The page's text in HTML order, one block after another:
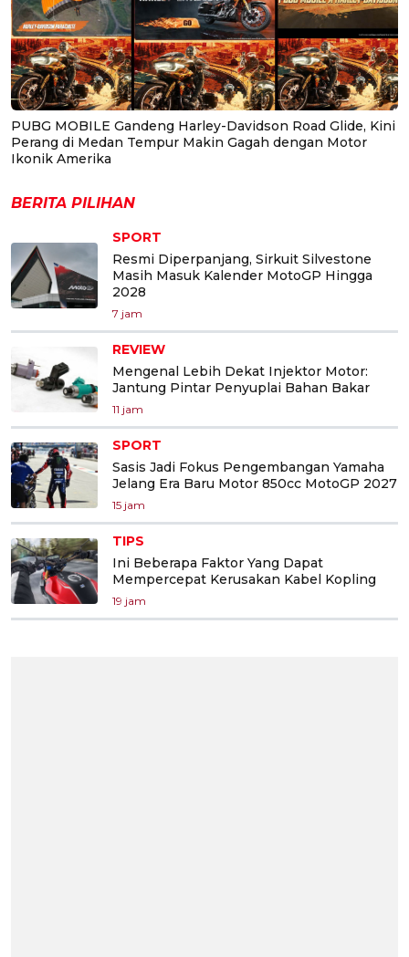
PUBG MOBILE Gandeng Harley-Davidson Road Glide, Kini
Perang di Medan Tempur Makin Gagah dengan Motor
Ikonik Amerika
BERITA PILIHAN
SPORT
Resmi Diperpanjang, Sirkuit Silvestone
Masih Masuk Kalender MotoGP Hingga
2028
7 jam
REVIEW
Mengenal Lebih Dekat Injektor Motor:
Jantung Pintar Penyuplai Bahan Bakar
11 jam
SPORT
Sasis Jadi Fokus Pengembangan Yamaha
Jelang Era Baru Motor 850cc MotoGP 2027
15 jam
TIPS
Ini Beberapa Faktor Yang Dapat
Mempercepat Kerusakan Kabel Kopling
19 jam